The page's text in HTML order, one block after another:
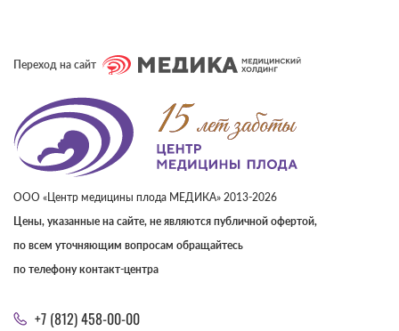
Переход на сайт
ООО «Центр медицины плода МЕДИКА» 2013-2026
Цены, указанные на сайте, не являются публичной офертой,
по всем уточняющим вопросам обращайтесь
по телефону контакт-центра
+7 (812) 458-00-00